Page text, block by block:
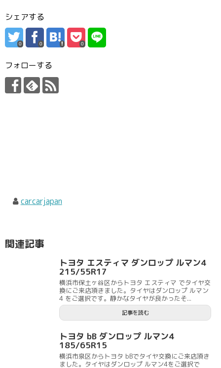
シェアする
0 0 0
フォローする
carcarjapan
関連記事
トヨタ エスティマ ダンロップ ルマン4
215/55R17
横浜市保土ヶ谷区からトヨタ エスティマ でタイヤ交
換にご来店頂きました。タイヤはダンロップ ルマン
4 をご選択です。静かなタイヤが良かったそ...
記事を読む
トヨタ bB ダンロップ ルマン4
185/65R15
横浜市泉区からトヨタ bBでタイヤ交換にご来店頂き
ました。タイヤはダンロップ ルマン4をご選択で